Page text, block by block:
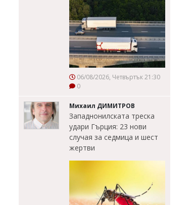
06/08/2026, Четвъртък 21:30
0
Михаил ДИМИТРОВ
Западнонилската треска
удари Гърция: 23 нови
случая за седмица и шест
жертви